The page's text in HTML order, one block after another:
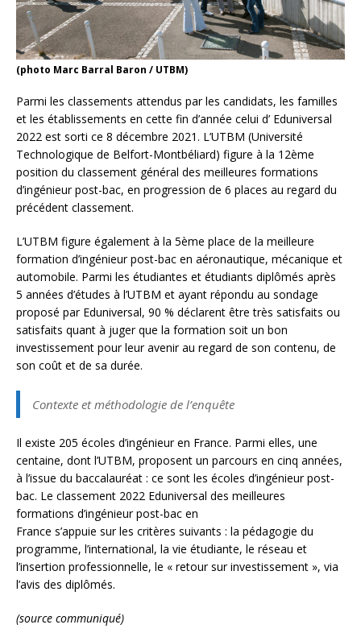
(photo Marc Barral Baron / UTBM)
Parmi les classements attendus par les candidats, les familles
et les établissements en cette fin d’année celui d’ Eduniversal
2022 est sorti ce 8 décembre 2021. L’UTBM (Université
Technologique de Belfort-Montbéliard) figure à la 12ème
position du classement général des meilleures formations
d’ingénieur post-bac, en progression de 6 places au regard du
précédent classement.
L’UTBM figure également à la 5ème place de la meilleure
formation d’ingénieur post-bac en aéronautique, mécanique et
automobile. Parmi les étudiantes et étudiants diplômés après
5 années d’études à l’UTBM et ayant répondu au sondage
proposé par Eduniversal, 90 % déclarent être très satisfaits ou
satisfaits quant à juger que la formation soit un bon
investissement pour leur avenir au regard de son contenu, de
son coût et de sa durée.
Contexte et méthodologie de l’enquête
Il existe 205 écoles d’ingénieur en France. Parmi elles, une
centaine, dont l’UTBM, proposent un parcours en cinq années,
à l’issue du baccalauréat : ce sont les écoles d’ingénieur post-
bac. Le classement 2022 Eduniversal des meilleures
formations d’ingénieur post-bac en
France s’appuie sur les critères suivants : la pédagogie du
programme, l’international, la vie étudiante, le réseau et
l’insertion professionnelle, le « retour sur investissement », via
l’avis des diplômés.
(source communiqué)